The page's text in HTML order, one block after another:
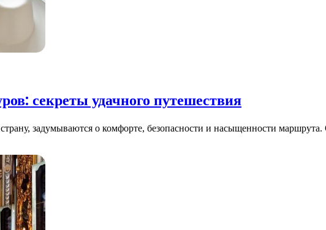
секреты удачного путешествия
задумываются о комфорте, безопасности и насыщенности